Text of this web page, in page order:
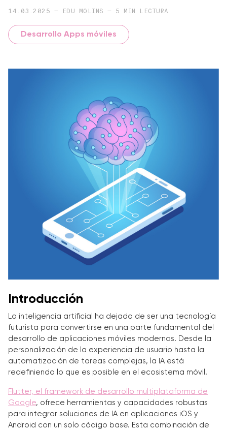
14.03.2025 — EDU MOLINS — 5 MIN LECTURA
Desarrollo Apps móviles
Introducción
La inteligencia artificial ha dejado de ser una tecnología
futurista para convertirse en una parte fundamental del
desarrollo de aplicaciones móviles modernas. Desde la
personalización de la experiencia de usuario hasta la
automatización de tareas complejas, la IA está
redefiniendo lo que es posible en el ecosistema móvil.
Flutter, el framework de desarrollo multiplataforma de
Google, ofrece herramientas y capacidades robustas
para integrar soluciones de IA en aplicaciones iOS y
Android con un solo código base. Esta combinación de